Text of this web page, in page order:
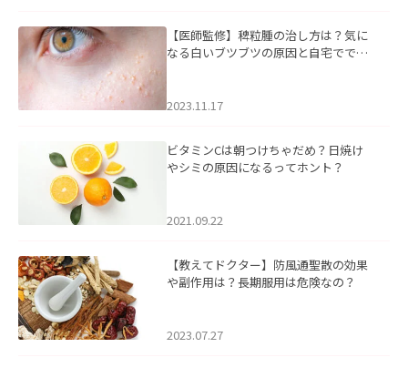
【医師監修】稗粒腫の治し方は？気に
なる白いブツブツの原因と自宅ででき
2023.11.17
ビタミンCは朝つけちゃだめ？日焼け
やシミの原因になるってホント？
2021.09.22
【教えてドクター】防風通聖散の効果
や副作用は？長期服用は危険なの？
2023.07.27